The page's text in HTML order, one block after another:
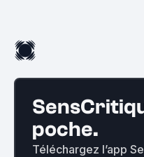
poche.
Téléchargez l’app